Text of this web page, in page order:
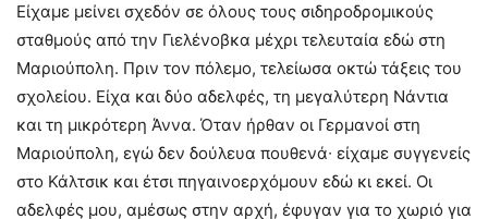
Είχαμε μείνει σχεδόν σε όλους τους σιδηροδρομικούς
σταθμούς από την Γιελένοβκα μέχρι τελευταία εδώ στη
Μαριούπολη. Πριν τον πόλεμο, τελείωσα οκτώ τάξεις του
σχολείου. Είχα και δύο αδελφές, τη μεγαλύτερη Νάντια
και τη μικρότερη Άννα. Όταν ήρθαν οι Γερμανοί στη
Μαριούπολη, εγώ δεν δούλευα πουθενά∙ είχαμε συγγενείς
στο Κάλτσικ και έτσι πηγαινοερχόμουν εδώ κι εκεί. Οι
αδελφές μου, αμέσως στην αρχή, έφυγαν για το χωριό για